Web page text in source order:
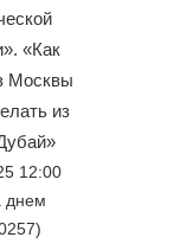
«Как
Москвы
из
12:00
днем